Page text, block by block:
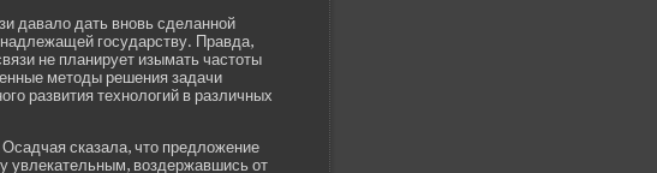
давало дать вновь сде­ланной
государству. Правда,
не планирует изымать частоты
методы решения задачи
развития технологий в различных
сказала, что предложение
увлекательным, возде­ржавшись от